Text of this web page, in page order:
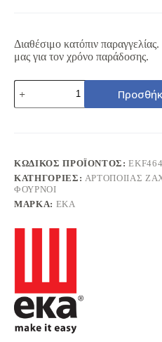
Διαθέσιμο κατόπιν
μας για τον χρόνο παράδοσης.
EKA
EKF464N
ΚΥΚΛΟΘΕΡΜΙΚΟΣ
ποσότητα
ΚΩΔΙΚΌΣ ΠΡΟΪΌΝΤΟΣ:
ΚΑΤΗΓΟΡΊΕΣ: ΑΡΤΟΠΟΙΙΑΣ
ΦΟΥΡΝΟΙ
ΜΆΡΚΑ: EKA